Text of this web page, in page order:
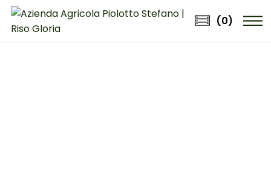
Skip
the
content
(0)